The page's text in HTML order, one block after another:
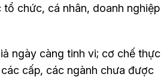
chức, cá nhân, doanh nghiệp
ngày càng tinh vi; cơ chế thực
cấp, các ngành chưa được